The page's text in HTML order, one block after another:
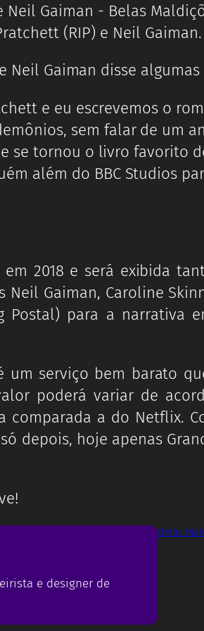
(RIP) e Neil Gaiman.
Neil Gaiman disse
e eu escrevemos o
sem falar de um
se tornou o livro favorito
além do BBC Studios
2018 e será exibida
Gaiman, Caroline
Postal) para a
um serviço bem barato
poderá variar de
comparada a do Netflix.
depois, hoje apenas
e designer de
Belas